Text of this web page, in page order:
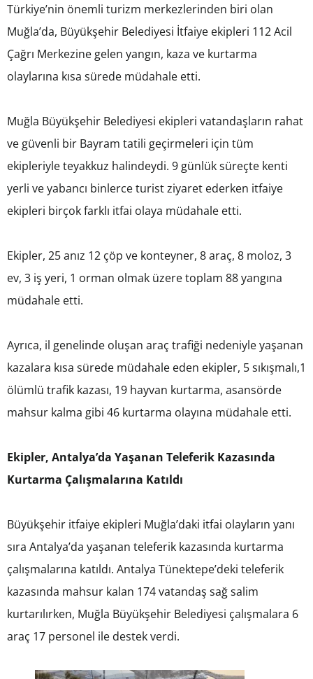
Türkiye’nin önemli turizm merkezlerinden biri olan
Muğla’da, Büyükşehir Belediyesi İtfaiye ekipleri 112 Acil
Çağrı Merkezine gelen yangın, kaza ve kurtarma
olaylarına kısa sürede müdahale etti.
Muğla Büyükşehir Belediyesi ekipleri vatandaşların rahat
ve güvenli bir Bayram tatili geçirmeleri için tüm
ekipleriyle teyakkuz halindeydi. 9 günlük süreçte kenti
yerli ve yabancı binlerce turist ziyaret ederken itfaiye
ekipleri birçok farklı itfai olaya müdahale etti.
Ekipler, 25 anız 12 çöp ve konteyner, 8 araç, 8 moloz, 3
ev, 3 iş yeri, 1 orman olmak üzere toplam 88 yangına
müdahale etti.
Ayrıca, il genelinde oluşan araç trafiği nedeniyle yaşanan
kazalara kısa sürede müdahale eden ekipler, 5 sıkışmalı,1
ölümlü trafik kazası, 19 hayvan kurtarma, asansörde
mahsur kalma gibi 46 kurtarma olayına müdahale etti.
Ekipler, Antalya’da Yaşanan Teleferik Kazasında
Kurtarma Çalışmalarına Katıldı
Büyükşehir itfaiye ekipleri Muğla’daki itfai olayların yanı
sıra Antalya’da yaşanan teleferik kazasında kurtarma
çalışmalarına katıldı. Antalya Tünektepe’deki teleferik
kazasında mahsur kalan 174 vatandaş sağ salim
kurtarılırken, Muğla Büyükşehir Belediyesi çalışmalara 6
araç 17 personel ile destek verdi.